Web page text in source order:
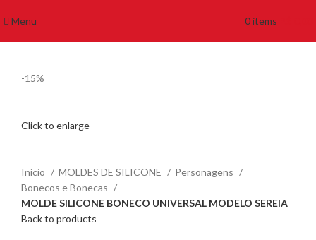
Menu 0items
-15%
Click to enlarge
Início MOLDES DE SILICONE
Personagens
Bonecos e Bonecas
MOLDE SILICONE BONECO UNIVERSAL MODELO SEREIA
Back to products